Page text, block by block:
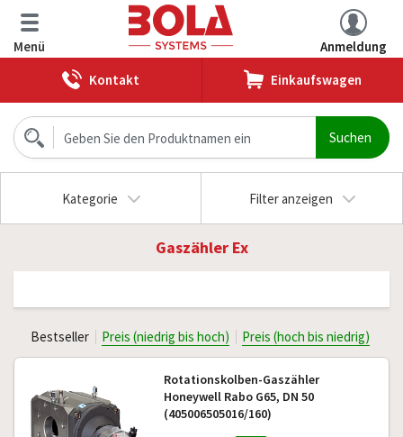
Menü
Anmeldung
Kontakt
Einkaufswagen
Kategorie Filter anzeigen
Gaszähler Ex
Bestseller Preis (niedrig bis hoch) Preis (hoch bis niedrig)
Rotationskolben-Gaszähler
Honeywell Rabo G65, DN 50
(405006505016/160)